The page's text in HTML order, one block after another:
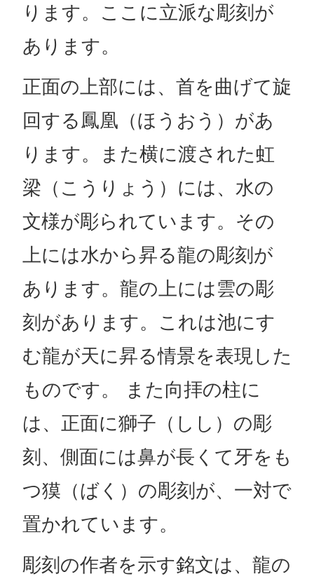
ります。ここに立派な彫刻が
あります。
正面の上部には、首を曲げて旋
回する鳳凰（ほうおう）があ
ります。また横に渡された虹
梁（こうりょう）には、水の
文様が彫られています。その
上には水から昇る龍の彫刻が
あります。龍の上には雲の彫
刻があります。これは池にす
む龍が天に昇る情景を表現した
ものです。 また向拝の柱に
は、正面に獅子（しし）の彫
刻、側面には鼻が長くて牙をも
つ獏（ばく）の彫刻が、一対で
置かれています。
彫刻の作者を示す銘文は、龍の